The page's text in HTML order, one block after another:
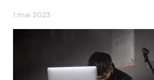
1 mai 2023